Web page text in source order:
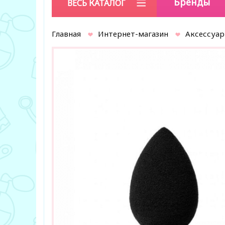
ВЕСЬ КАТАЛОГ
Главная Интернет-магазин